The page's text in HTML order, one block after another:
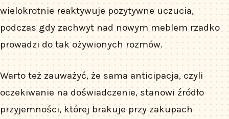
wielokrotnie reaktywuje pozytywne uczucia,
podczas gdy zachwyt nad nowym meblem rzadko
prowadzi do tak ożywionych rozmów.
Warto też zauważyć, że sama anticipacja, czyli
oczekiwanie na doświadczenie, stanowi źródło
przyjemności, której brakuje przy zakupach